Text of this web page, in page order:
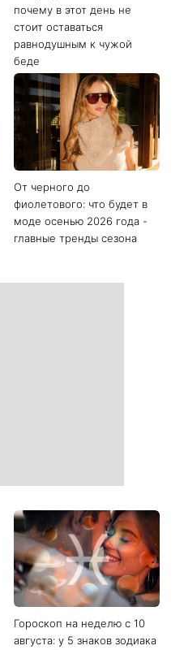
почему в этот день не
стоит оставаться
равнодушным к чужой
беде
От черного до
фиолетового: что будет в
моде осенью 2026 года -
главные тренды сезона
Гороскоп на неделю с 10
августа: у 5 знаков зодиака